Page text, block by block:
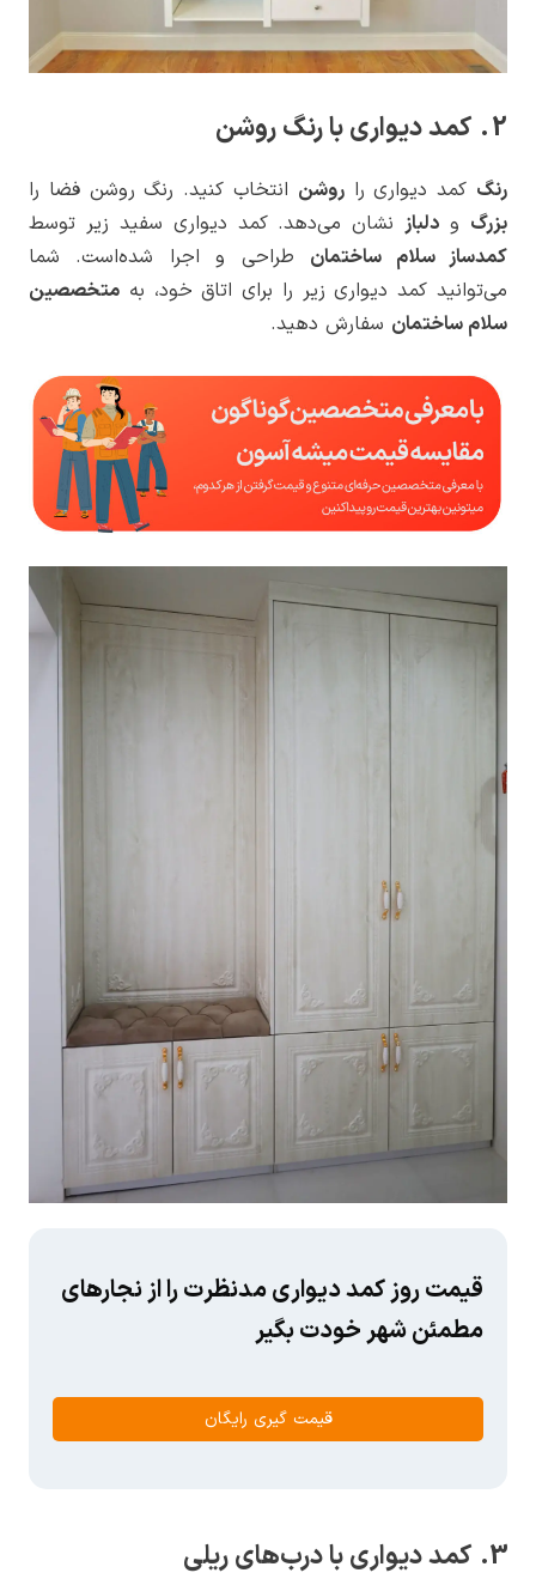
2. کمد دیواری با رنگ روشن
رنگ کمد دیواری راروشن انتخاب کنید. رنگ روشن فضا را
بزرگ و دلبازنشان می‌دهد. کمد دیواری سفید زیر توسط
کمدساز سلام ساختمان طراحی و اجرا شده‌است. شما
می‌توانید کمد دیواری زیر را برای اتاق خود، به متخصصین
سلام ساختمان سفارش دهید.
قیمت روز کمد دیواری مدنظرت را از نجارهای
مطمئن شهر خودت بگیر
قیمت گیری رایگان
3. کمد دیواری با درب‌های ریلی